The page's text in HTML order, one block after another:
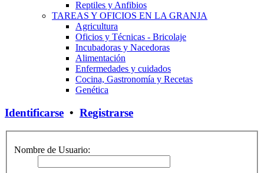
Reptiles y Anfibios
TAREAS Y OFICIOS EN LA GRANJA
Agricultura
Oficios y Técnicas - Bricolaje
Incubadoras y Nacedoras
Alimentación
Enfermedades y cuidados
Cocina, Gastronomía y Recetas
Genética
Identificarse • Registrarse
Nombre de Usuario: